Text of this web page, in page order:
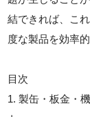
結できれば、こ
度な製品を効率
目次
1. 製缶・板金・